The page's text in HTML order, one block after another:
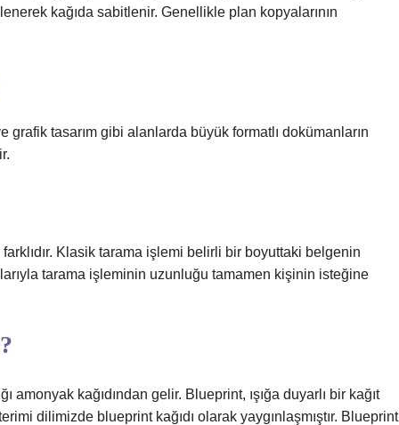
kağıda sabitlenir. Genellikle plan kopyalarının
grafik tasarım gibi alanlarda büyük formatlı dokümanların
Klasik tarama işlemi belirli bir boyuttaki belgenin
tarama işleminin uzunluğu tamamen kişinin isteğine
amonyak kağıdından gelir. Blueprint, ışığa duyarlı bir kağıt
dilimizde blueprint kağıdı olarak yaygınlaşmıştır. Blueprint